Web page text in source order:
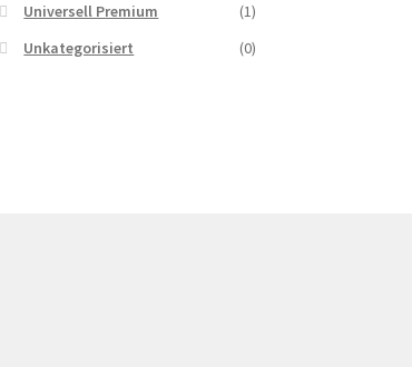
Universell Premium
(1)
Unkategorisiert
(0)